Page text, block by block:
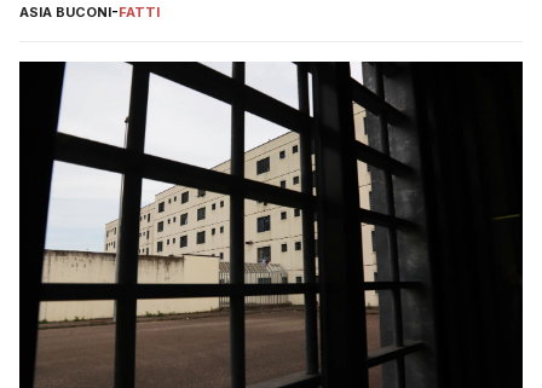
ASIA BUCONI-FATTI